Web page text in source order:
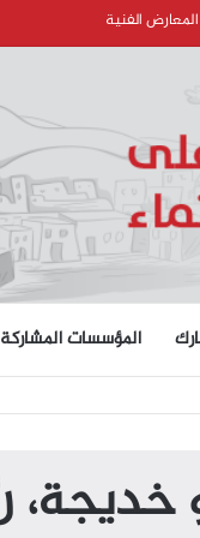
المعارض الفنية
المؤسسات المشاركة